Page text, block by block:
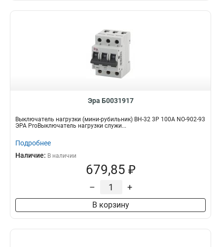
Эра Б0031917
Выключатель нагрузки (мини-рубильник) ВН-32 3P 100A NO-902-93
ЭРА ProВыключатель нагрузки служи...
Подробнее
Наличие: В наличии
679,85 ₽
– +
В корзину